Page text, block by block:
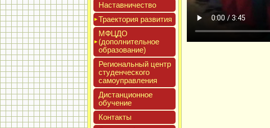
Нас­тавни­чес­тво
Тра­ек­то­рия раз­ви­тия
МФЦДО
(до­пол­ни­тель­ное
об­ра­зова­ние)
Реги­ональ­ный центр
сту­ден­ческо­го
са­мо­уп­равле­ния
Дис­танци­он­ное
обу­чение
Кон­такты